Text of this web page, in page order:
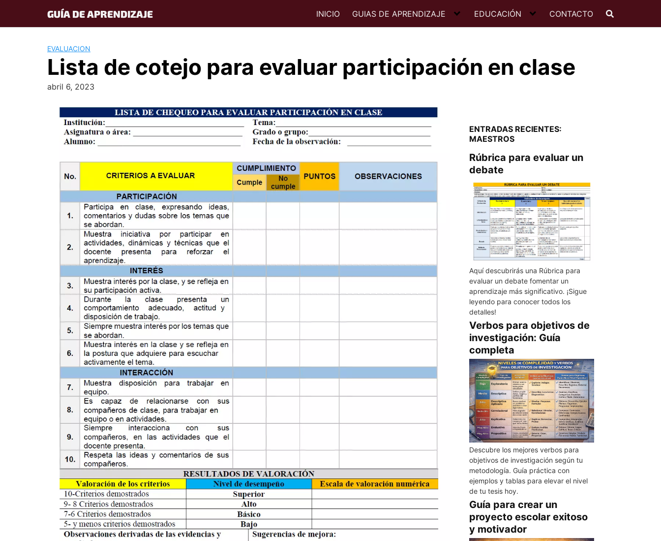
content
GUÍA DE APRENDIZAJE INICIO GUIAS DE APRENDIZAJE EDUCACIÓN CONTACTO
EVALUACION
Lista de cotejo para evaluar participación en clase
abril 6, 2023
ENTRADAS RECIENTES:
MAESTROS
Rúbrica para evaluar un
debate
Aquí descubrirás una Rúbrica para
evaluar un debate fomentar un
aprendizaje más significativo. ¡Sigue
leyendo para conocer todos los
detalles!
Verbos para objetivos de
investigación: Guía
completa
Descubre los mejores verbos para
objetivos de investigación según tu
metodología. Guía práctica con
ejemplos y tablas para elevar el nivel
de tu tesis hoy.
Guía para crear un
proyecto escolar exitoso
y motivador